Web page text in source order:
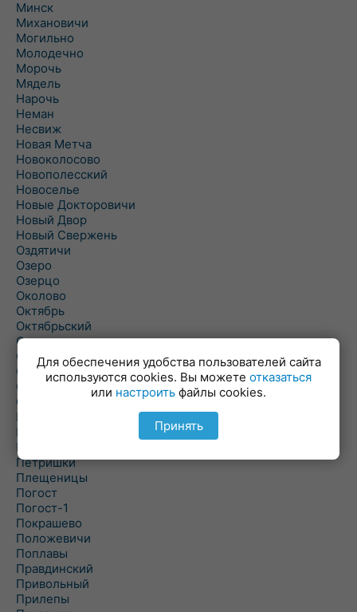
Минск
Михановичи
Могильно
Молодечно
Морочь
Мядель
Нарочь
Неман
Несвиж
Новая Метча
Новоколосово
Новополесский
Новоселье
Новые Докторовичи
Новый Двор
Новый Свержень
Оздятичи
Озеро
Озерцо
Околово
Октябрь
Октябрьский
Олехновичи
Омговичи
Оношки
Осовец
Острошицкий Городок
Пасека
Пастовичи
Першаи
Петришки
Плещеницы
Погост
Погост-1
Покрашево
Положевичи
Поплавы
Правдинский
Привольный
Прилепы
Для обеспечения удобства пользователей сайта
используются cookies. Вы можете отказаться
или настроить файлы cookies.
Принять